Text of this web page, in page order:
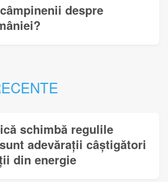
despre
schimbă regulile
adevărații câștigători
din energie